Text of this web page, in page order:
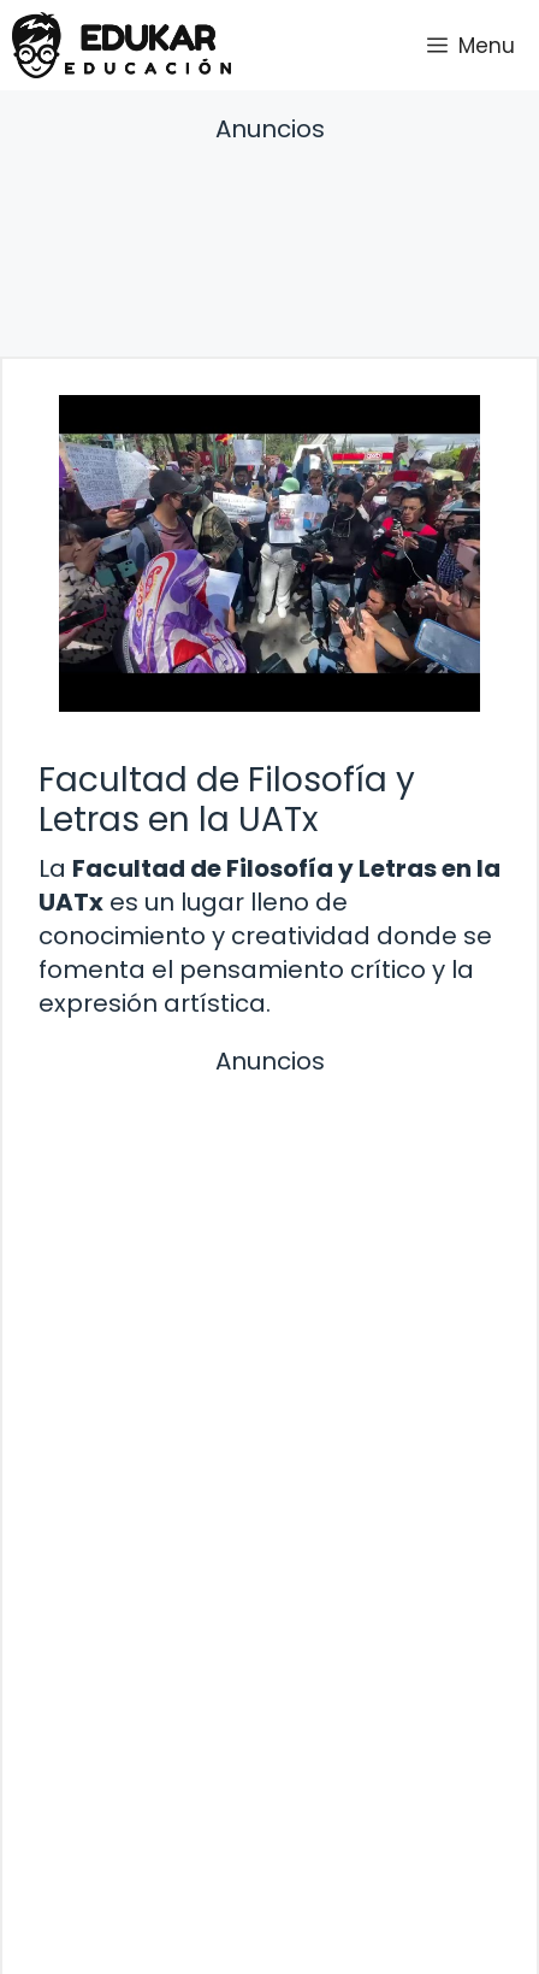
Saltar
al
contenido
Menu
Anuncios
Facultad de Filosofía y
Letras en la UATx
La Facultad de Filosofía y Letras en la
UATx es un lugar lleno de
conocimiento y creatividad donde se
fomenta el pensamiento crítico y la
expresión artística.
Anuncios